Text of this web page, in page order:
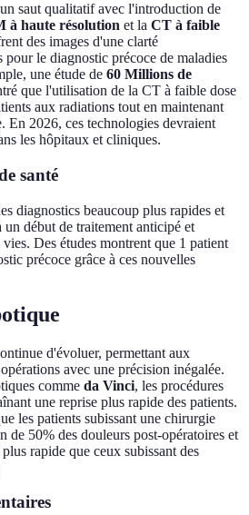
saut qualitatif avec l'introduction de
à haute résolution et la CT à faible
des images d'une clarté
pour le diagnostic précoce de maladies
une étude de 60 Millions de
que l'utilisation de la CT à faible dose
aux radiations tout en maintenant
En 2026, ces technologies devraient
les hôpitaux et cliniques.
santé
diagnostics beaucoup plus rapides et
début de traitement anticipé et
Des études montrent que 1 patient
précoce grâce à ces nouvelles
d'évoluer, permettant aux
avec une précision inégalée.
comme da Vinci, les procédures
une reprise plus rapide des patients.
les patients subissant une chirurgie
de 50% des douleurs post-opératoires et
rapide que ceux subissant des